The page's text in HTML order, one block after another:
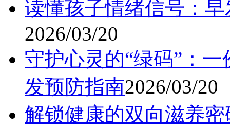
读懂孩子情绪信号：
2026/03/20
守护心灵的“绿码”：
发预防指南2026/03/20
解锁健康的双向滋养密